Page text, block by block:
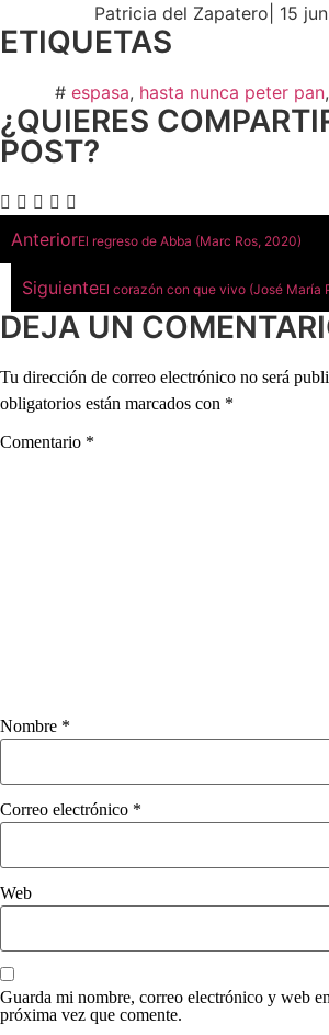
Patricia del Zapatero 15
ETIQUETAS
# espasa, hasta nunca peter pan,
¿QUIERES
POST?
AnteriorEl regreso de Abba (Marc Ros, 2020)
SiguienteEl corazón con que vivo (José María
DEJA UN
Tu dirección de correo electrónico no será
obligatorios están marcados con *
Comentario *
Nombre *
Correo electrónico *
Web
Guarda mi nombre, correo electrónico y web
próxima vez que comente.